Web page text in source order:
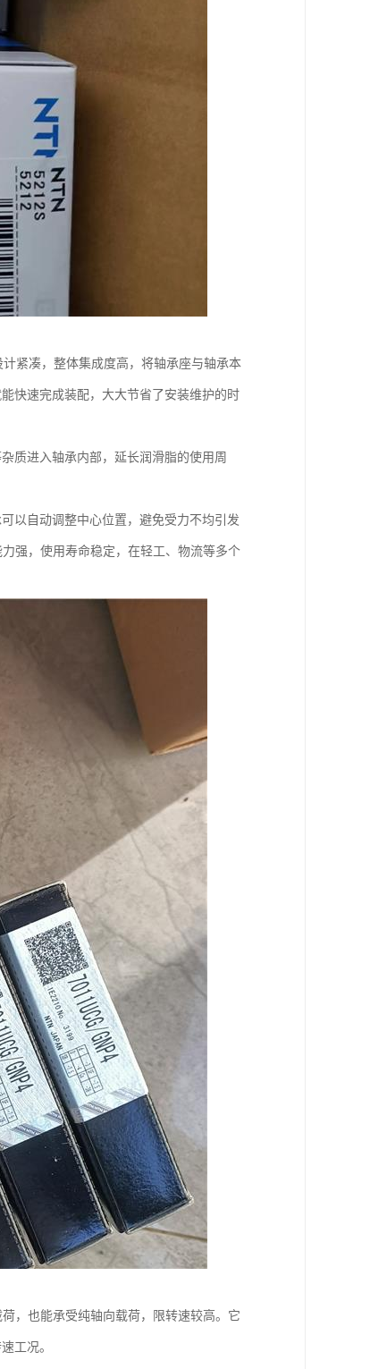
紧凑，整体集成度高，将轴承座与轴承本
快速完成装配，大大节省了安装维护的时
质进入轴承内部，延长润滑脂的使用周
以自动调整中心位置，避免受力不均引发
强，使用寿命稳定，在轻工、物流等多个
，也能承受纯轴向载荷，限转速较高。它
工况。